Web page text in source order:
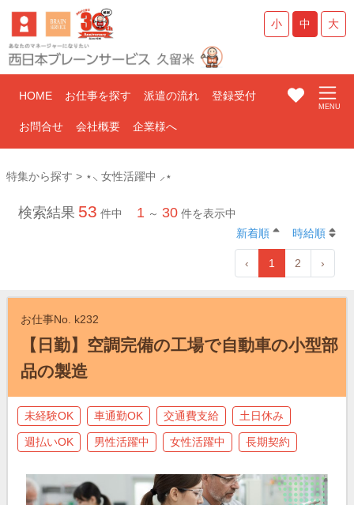
小 中 大
HOME お仕事を探す 派遣の流れ 登録受付
お問合せ 会社概要 企業様へ
特集から探す > ⋆⸜ 女性活躍中 ⸝⋆
検索結果 53 件中 1 ～ 30 件を表示中
新着順
時給順
‹ 1 2 ›
お仕事No. k232
【日勤】空調完備の工場で自動車の小型部
品の製造
未経験OK 車通勤OK 交通費支給 土日休み
週払いOK 男性活躍中 女性活躍中 長期契約